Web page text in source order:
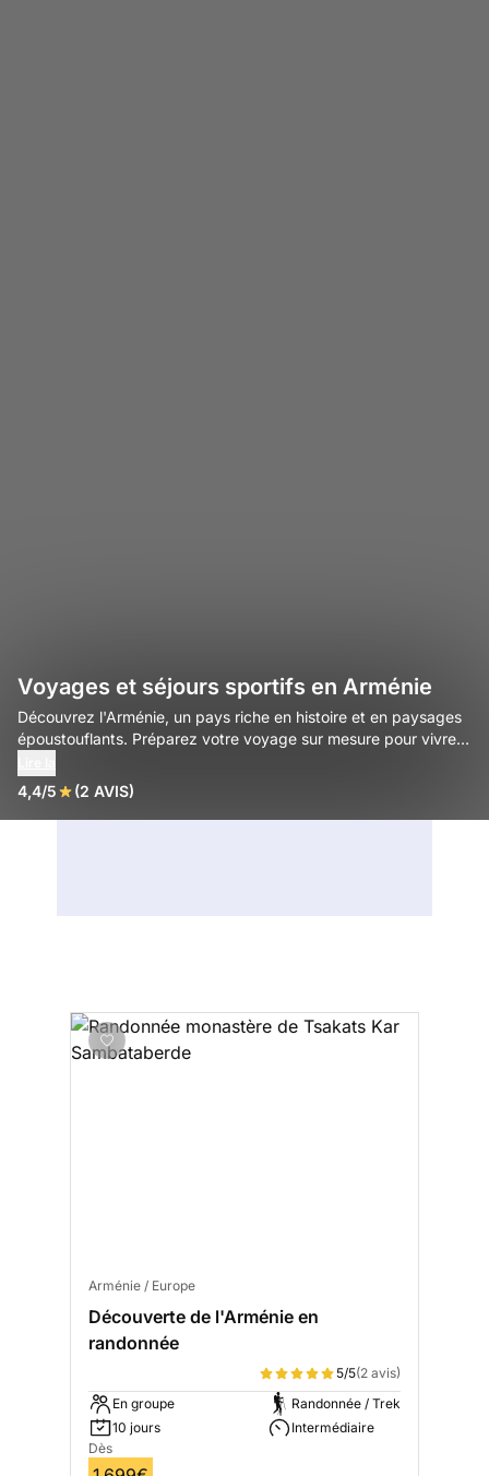
Voyages et séjours sportifs en Arménie
Découvrez l'Arménie, un pays riche en histoire et en paysages
époustouflants. Préparez votre voyage sur mesure pour vivre
4,4/5 (2 AVIS)
Arménie / Europe
Découverte de l'Arménie en
randonnée
5/5(2 avis)
En groupe
10 jours
Randonnée / Trek
Intermédiaire
Dès